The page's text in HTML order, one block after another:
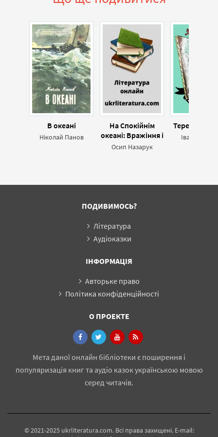
В океані
Ніколай Панов
На Спокійнім
океані: Вражіння і
думки з дороги
Осип Назарук
Терешків
Іван
ПОДИВИМОСЬ?
Література
Аудіоказки
ІНФОРМАЦІЯ
Авторьке право
Політика конфіденційності
О ПРОЕКТЕ
Мета даної онлайн бібліотеки є поширення і
популяризація книг та аудіо казок українською мовою
серед читачів.
© 2021-2025 ukrliteratura.com. Всі права захищені. E-mail: